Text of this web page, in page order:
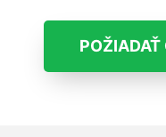
POŽIADAŤ